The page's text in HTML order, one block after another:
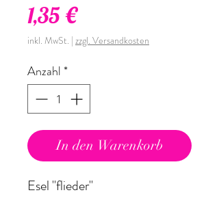
1,35 €Preis
inkl. MwSt. | zzgl. Versandkosten
Anzahl*
In den Warenkorb
Esel "flieder"